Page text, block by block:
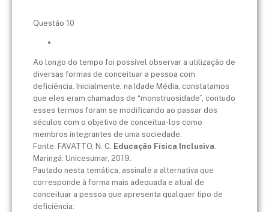
Questão 10
Ao longo do tempo foi possível observar a utilização de
diversas formas de conceituar a pessoa com
deficiência. Inicialmente, na Idade Média, constatamos
que eles eram chamados de “monstruosidade”, contudo
esses termos foram se modificando ao passar dos
séculos com o objetivo de conceitua-los como
membros integrantes de uma sociedade.
Fonte: FAVATTO, N. C. Educação Física Inclusiva.
Maringá: Unicesumar, 2019.
Pautado nesta temática, assinale a alternativa que
corresponde à forma mais adequada e atual de
conceituar a pessoa que apresenta qualquer tipo de
deficiência: